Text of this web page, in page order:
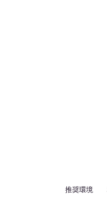
推奨環境